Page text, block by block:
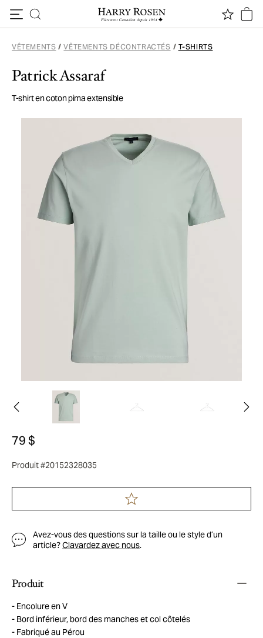
VÊTEMENTS / VÊTEMENTS DÉCONTRACTÉS / T-SHIRTS
Patrick Assaraf
T-shirt en coton pima extensible
79 $
Produit #20152328035
Avez-vous des questions sur la taille ou le style d’un
article?Clavardez avec nous.
Produit
Encolure en V
Bord inférieur, bord des manches et col côtelés
Fabriqué au Pérou